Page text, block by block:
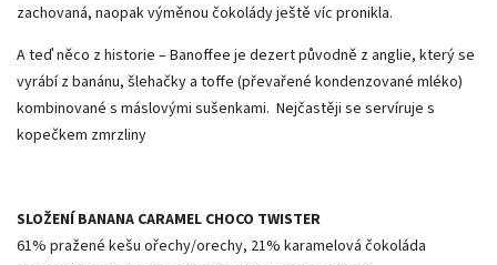
zachovaná, naopak výměnou čokolády ještě víc pronikla.
A teď něco z historie – Banoffee je dezert původně z anglie, který se
vyrábí z banánu, šlehačky a toffe (převařené kondenzované mléko)
kombinované s máslovými sušenkami. Nejčastěji se servíruje s
kopečkem zmrzliny
SLOŽENÍ BANANA CARAMEL CHOCO TWISTER
61% pražené kešu ořechy/orechy, 21% karamelová čokoláda